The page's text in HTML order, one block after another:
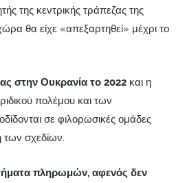
της κεντρικής τράπεζας της
θα είχε «απεξαρτηθεί» μέχρι το
στην Ουκρανία το 2022 και η
πολέμου και των
σε φιλορωσικές ομάδες
των σχεδίων.
πληρωμών, αφενός δεν